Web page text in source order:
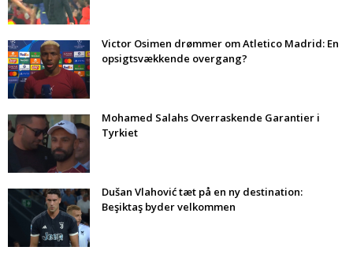
Victor Osimen drømmer om Atletico Madrid: En
opsigtsvækkende overgang?
Mohamed Salahs Overraskende Garantier i
Tyrkiet
Dušan Vlahović tæt på en ny destination:
Beşiktaş byder velkommen